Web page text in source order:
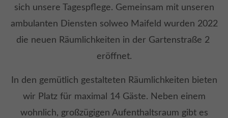
sich unsere Tagespflege. Gemeinsam mit unseren
ambulanten Diensten solweo Maifeld wurden 2022
die neuen Räumlichkeiten in der Gartenstraße 2
eröffnet.
In den gemütlich gestalteten Räumlichkeiten bieten
wir Platz für maximal 14 Gäste. Neben einem
wohnlich, großzügigen Aufenthaltsraum gibt es